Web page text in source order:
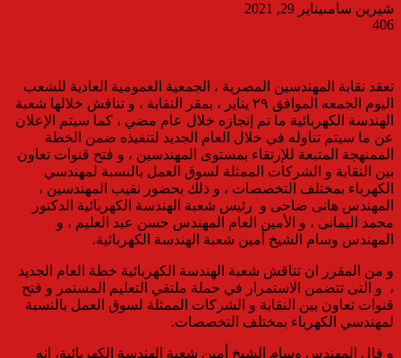
شيرين سامىيناير 29, 2021
406
تعقد نقابة المهندسين المصرية ، الجمعية العمومية العادية للشعب
اليوم الجمعه الموافق ٢٩ يناير ، بمقر النقابة ، و تناقش خلالها شعبة
الهندسة الكهربائية ما تم إنجازه خلال عام مضي ، كما سيتم الإعلان
عن ما سيتم تناوله في خلال العام الجديد لتنفيذه ضمن الخطة
الممنهجة المتبعة للإرتقاء بمستوى المهندسين ، و فتح قنوات تعاون
بين النقابة و الشركات الممثلة لسوق العمل بالنسبة لمهندسي
الكهرباء بمختلف التخصصات ، و ذلك بحضور نقيب المهندسين ،
المهندس هانى ضاحى و رئيس شعبة الهندسة الكهربائية الدكتور
محمد اليمانى ، و الأمين العام المهندس حسن عبد العليم ، و
المهندس وسام الشيخ أمين شعبة الهندسة الكهربائية.
و من المقرر ان تناقش شعبة الهندسة الكهربائية خطة العام الجديد
، و التى تتضمن الاستمرار في حملة ملتقي التعليم المستمر و فتح
قنوات تعاون بين النقابة و الشركات الممثلة لسوق العمل بالنسبة
لمهندسي الكهرباء بمختلف التخصصات.
و قال المهندس وسام الشيخ أمين شعبة الهندسة الكهربائية، انه